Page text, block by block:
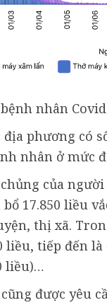
nhân
phương có
nhân ở mức
của
17.850 liều
thị xã.
tiếp đến
liều)…
được yêu